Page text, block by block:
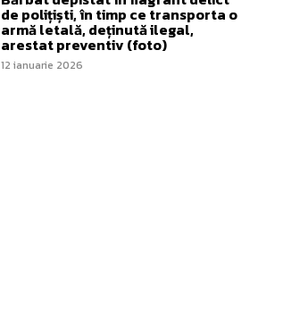
de polițiști, în timp ce transporta o
armă letală, deținută ilegal,
arestat preventiv (foto)
12 ianuarie 2026